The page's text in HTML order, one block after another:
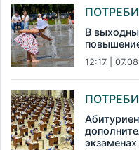
В
12:17 | 07.08
экзаменах